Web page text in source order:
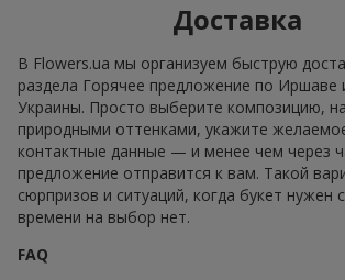
Доставка
В Flowers.ua мы организуем быструю
раздела Горячее предложение по Иршаве
Украины. Просто выберите композицию,
природными оттенками, укажите
контактные данные — и менее чем через
предложение отправится к вам. Такой
сюрпризов и ситуаций, когда букет нужен
времени на выбор нет.
FAQ